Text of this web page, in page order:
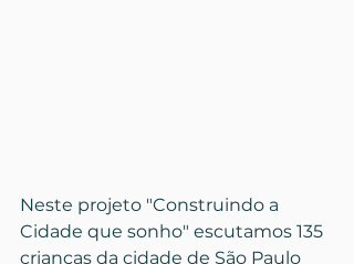
Neste projeto "Construindo a
Cidade que sonho" escutamos 135
crianças da cidade de São Paulo